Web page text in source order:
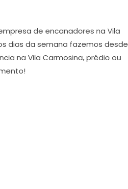
de encanadores na Vila
dias da semana fazemos desde
na Vila Carmosina, prédio ou